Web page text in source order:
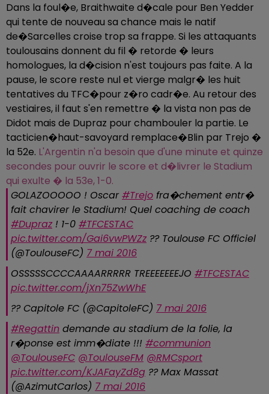
Dans la foul�e, Braithwaite d�cale pour Ben Yedder
qui tente de nouveau sa chance mais le natif
de�Sarcelles croise trop sa frappe. Si les attaquants
toulousains donnent du fil � retorde � leurs
homologues, la d�cision n'est toujours pas faite. A la
pause, le score reste nul et vierge malgr� les huit
tentatives du TFC�pour z�ro cadr�e. Au retour des
vestiaires, il faut s'en remettre � la vista non pas de
Didot mais de Dupraz pour chambouler la partie. Le
tacticien�haut-savoyard remplace�Blin par Trejo �
la 52e. L'Argentin n'a besoin que d'une minute et quinze
secondes pour ouvrir le score et d�livrer le Stadium
qui exulte � la 53e, 1-0.
GOLAZOOOOO ! Oscar #Trejo fra�chement entr�
fait chavirer le Stadium! Quel coaching de coach
#Dupraz! 1-0 #TFCESTAC
pic.twitter.com/Gai6vwPWZz?? Toulouse FC Officiel
(@ToulouseFC) 7 mai 2016
OSSSSSCCCCAAAARRRRR TREEEEEEEJO #TFCESTAC
pic.twitter.com/jXn75ZwWhE
?? Capitole FC (@CapitoleFC) 7 mai 2016
#Regattin demande au stadium de la folie, la
r�ponse est imm�diate !!! #communion
@ToulouseFC @ToulouseFM @RMCsport
pic.twitter.com/KJAFayZd8g ?? Max Massat
(@AzimutCarlos) 7 mai 2016